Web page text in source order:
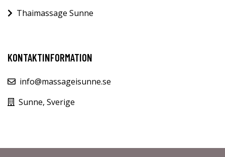
Thaimassage Sunne
KONTAKTINFORMATION
info@massageisunne.se
Sunne, Sverige